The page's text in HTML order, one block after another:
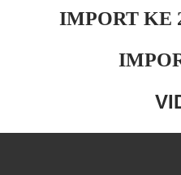
IMPORT KE